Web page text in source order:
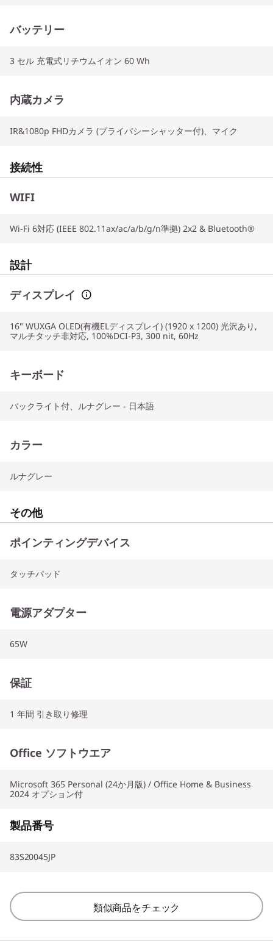
バッテリー
3 セル 充電式リチウムイオン 60 Wh
内蔵カメラ
IR&1080p FHDカメラ (プライバシーシャッター付)、マイク
接続性
WIFI
Wi-Fi 6対応 (IEEE 802.11ax/ac/a/b/g/n準拠) 2x2 & Bluetooth®
設計
ディスプレイ
16" WUXGA OLED(有機ELディスプレイ) (1920 x 1200) 光沢あり,
マルチタッチ非対応, 100%DCI-P3, 300 nit, 60Hz
キーボード
バックライト付、ルナグレー - 日本語
カラー
ルナグレー
その他
ポインティングデバイス
タッチパッド
電源アダプター
65W
保証
1 年間 引き取り修理
Office ソフトウエア
Microsoft 365 Personal (24か月版) / Office Home & Business
2024 オプション付
製品番号
83S20045JP
類似商品をチェック